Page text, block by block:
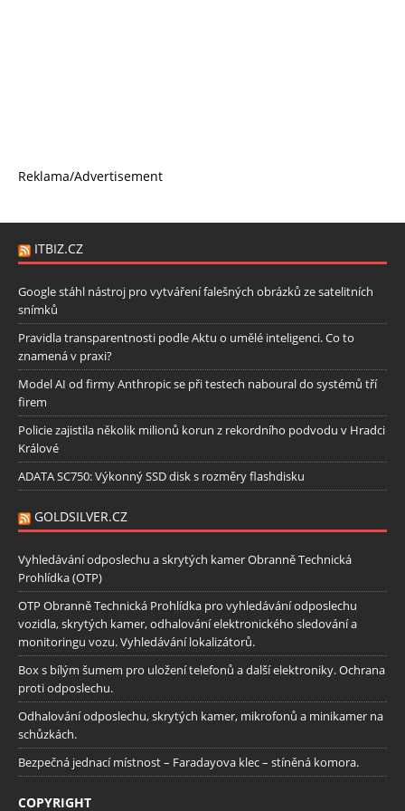
Reklama/Advertisement
ITBIZ.CZ
Google stáhl nástroj pro vytváření falešných obrázků ze satelitních
snímků
Pravidla transparentnosti podle Aktu o umělé inteligenci. Co to
znamená v praxi?
Model AI od firmy Anthropic se při testech naboural do systémů tří
firem
Policie zajistila několik milionů korun z rekordního podvodu v Hradci
Králové
ADATA SC750: Výkonný SSD disk s rozměry flashdisku
GOLDSILVER.CZ
Vyhledávání odposlechu a skrytých kamer Obranně Technická
Prohlídka (OTP)
OTP Obranně Technická Prohlídka pro vyhledávání odposlechu
vozidla, skrytých kamer, odhalování elektronického sledování a
monitoringu vozu. Vyhledávání lokalizátorů.
Box s bílým šumem pro uložení telefonů a další elektroniky. Ochrana
proti odposlechu.
Odhalování odposlechu, skrytých kamer, mikrofonů a minikamer na
schůzkách.
Bezpečná jednací místnost – Faradayova klec – stíněná komora.
COPYRIGHT